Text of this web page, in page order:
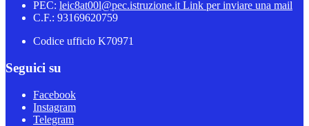
PEC: leic8at00l@pec.istruzione.it Link per inviare una mail
C.F.: 93169620759
Codice ufficio K70971
Seguici su
Facebook
Instagram
Telegram